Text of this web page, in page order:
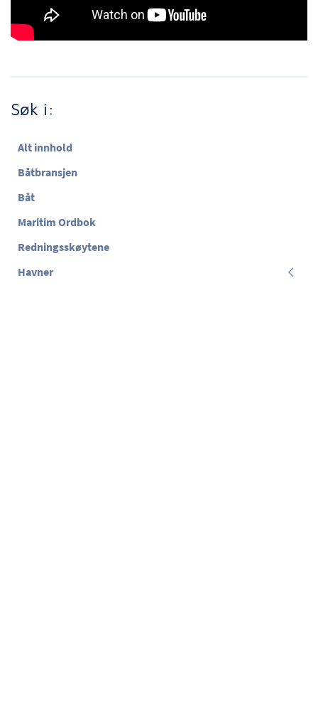
Søk i:
Alt innhold
Båtbransjen
Båt
Maritim Ordbok
Redningsskøytene
Havner